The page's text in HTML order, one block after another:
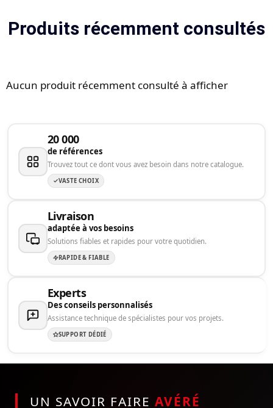
Produits récemment consultés
Aucun produit récemment consulté à afficher
20 000
de références
Trouvez tout ce dont vous avez besoin dans notre catalogue.
VASTE CHOIX
Livraison
adaptée à vos besoins
Solutions fiables et rapides pour votre quotidien.
RAPIDE & FIABLE
Experts
Des conseils personnalisés
Assistance technique de spécialistes pour vos projets.
SUPPORT DÉDIÉ
UN SAVOIR FAIRE AVÉRÉ